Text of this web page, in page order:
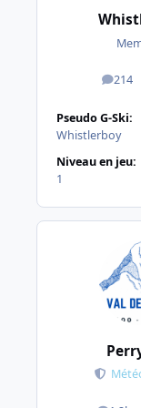
214
Pseudo G-Ski:
Whistlerboy
Niveau en jeu:
1